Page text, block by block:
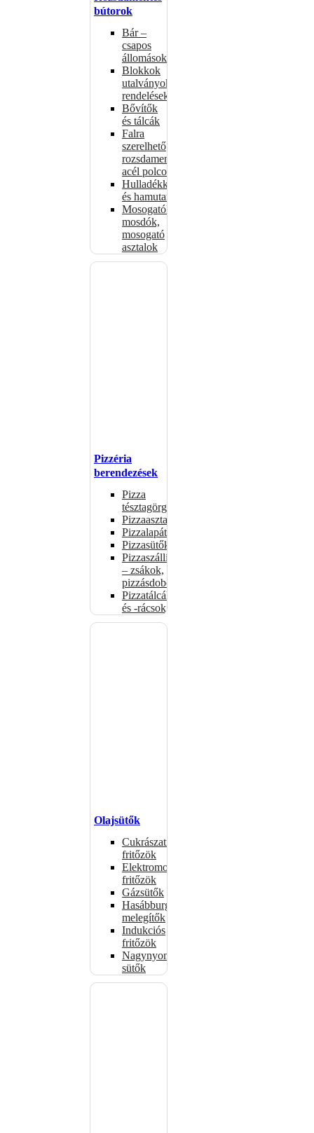
bútorok
Bár –
csapos
állomások
Blokkok
utalványokhoz,
rendelésekhez
Bővítők
és tálcák
Falra
szerelhető
rozsdamentes
acél polcok
Hulladékkosarak
és hamutartók
Mosogatók,
mosdók,
mosogató
asztalok
Pizzéria
berendezések
Pizza
tésztagörgők
Pizzaasztalok
Pizzalapátok
Pizzasütők
Pizzaszállítás
– zsákok,
pizzásdobozok
Pizzatálcák
és -rácsok
Olajsütők
Cukrászati
fritőzök
Elektromos
fritőzök
Gázsütők
Hasábburgonya
melegítők
Indukciós
fritőzök
Nagynyomású
sütők